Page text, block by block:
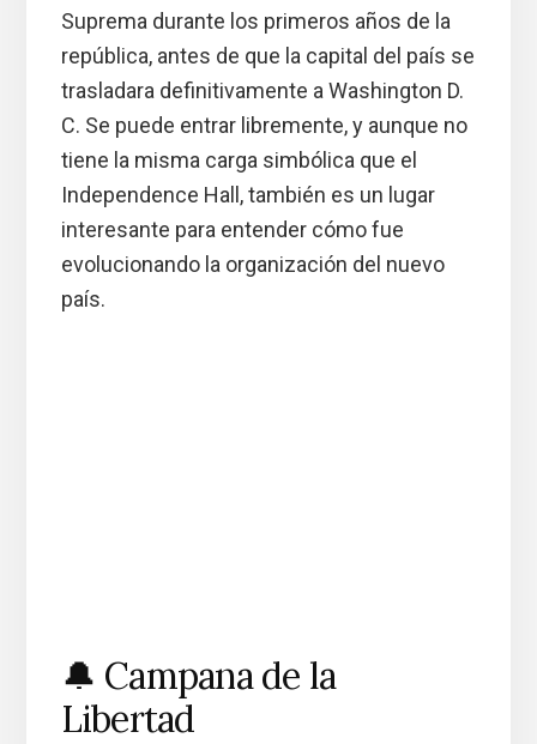
Suprema durante los primeros años de la
república, antes de que la capital del país se
trasladara definitivamente a Washington D.
C. Se puede entrar libremente, y aunque no
tiene la misma carga simbólica que el
Independence Hall, también es un lugar
interesante para entender cómo fue
evolucionando la organización del nuevo
país.
🔔 Campana de la
Libertad